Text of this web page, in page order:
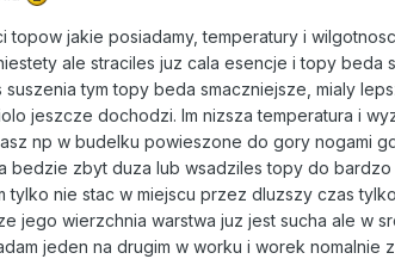
jakie posiadamy, temperatury i
ale straciles juz cala esencje i topy beda
tym topy beda smaczniejsze, mialy
jeszcze dochodzi. Im nizsza temperatura i
np w budelku powieszone do gory nogami
bedzie zbyt duza lub wsadziles topy do
tylko nie stac w miejscu przez dluzszy czas
jego wierzchnia warstwa juz jest sucha ale w
jeden na drugim w worku i worek nomalnie